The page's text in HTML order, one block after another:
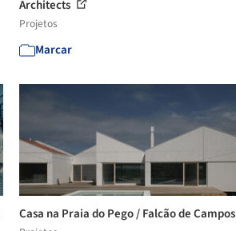
Architects
Projetos
Marcar
Casa na Praia do Pego / Falcão de Campos